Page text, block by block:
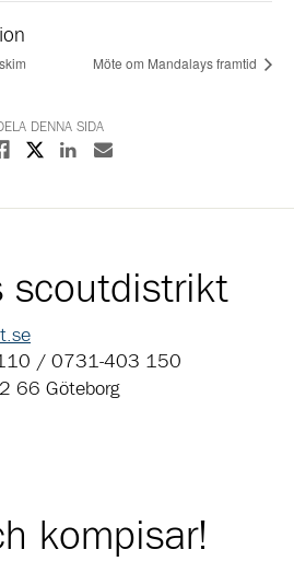
Möte om Mandalays framtid
DENNA SIDA
på Facebook
Dela på XDela på Linkedin
Dela med E-post
scoutdistrikt
110 / 0731-403 150
66 Göteborg
kompisar!